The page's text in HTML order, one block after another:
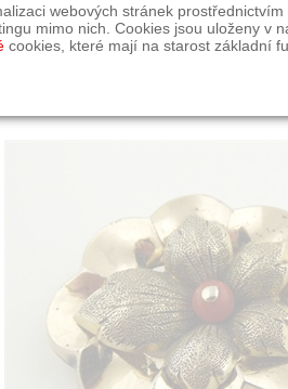
webových stránek
mimo nich. Cookies jsou uloženy v
cookies, které mají na starost základní